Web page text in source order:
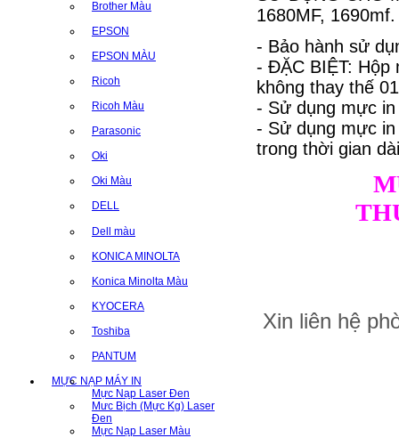
Brother Màu
EPSON
EPSON MÀU
Ricoh
Ricoh Màu
Parasonic
Oki
Oki Màu
DELL
Dell màu
KONICA MINOLTA
Konica Minolta Màu
KYOCERA
Toshiba
PANTUM
MỰC NẠP MÁY IN
Mực Nạp Laser Đen
Mưc Bịch (Mực Kg) Laser
Đen
Mực Nạp Laser Màu
1680MF, 1690mf.
- Bảo hành sử
- ĐẶC BIỆT: Hộp
không thay thế
- Sử dụng mực
- Sử dụng mực
trong thời gian
Xin liên hệ